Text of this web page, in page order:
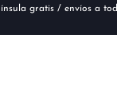
gratis / envíos a